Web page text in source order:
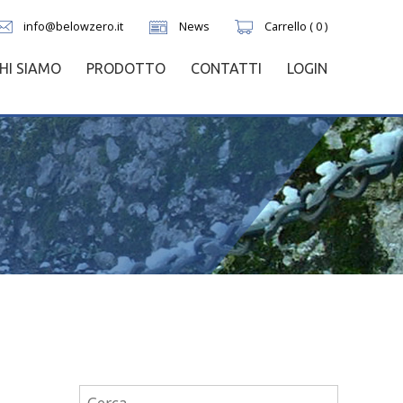
info@belowzero.it News Carrello ( 0 )
SIAMO PRODOTTO CONTATTI LOGIN
Ricerca